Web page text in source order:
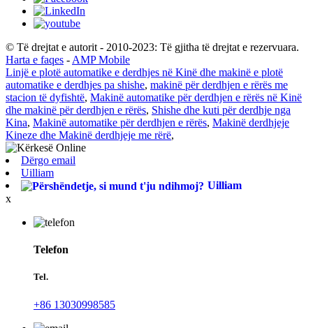
© Të drejtat e autorit - 2010-2023: Të gjitha të drejtat e rezervuara.
Harta e faqes - AMP Mobile
Linjë e plotë automatike e derdhjes në Kinë dhe makinë e plotë
automatike e derdhjes pa shishe, makinë për derdhjen e rërës me
stacion të dyfishtë, Makinë automatike për derdhjen e rërës në Kinë
dhe makinë për derdhjen e rërës, Shishe dhe kuti për derdhje nga
Kina, Makinë automatike për derdhjen e rërës, Makinë derdhjeje
Kineze dhe Makinë derdhjeje me rërë,
Dërgo email
Uilliam
Uilliam
x
Telefon
Tel.
+86 13030998585